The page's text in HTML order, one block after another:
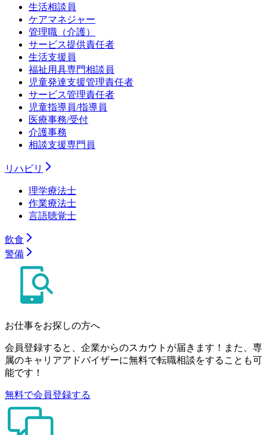
生活相談員
ケアマネジャー
管理職（介護）
サービス提供責任者
生活支援員
福祉用具専門相談員
児童発達支援管理責任者
サービス管理責任者
児童指導員/指導員
医療事務/受付
介護事務
相談支援専門員
リハビリ
理学療法士
作業療法士
言語聴覚士
飲食
警備
お仕事をお探しの方へ
会員登録すると、企業からのスカウトが届きます！また、専
属のキャリアアドバイザーに無料で転職相談をすることも可
能です！
無料で会員登録する